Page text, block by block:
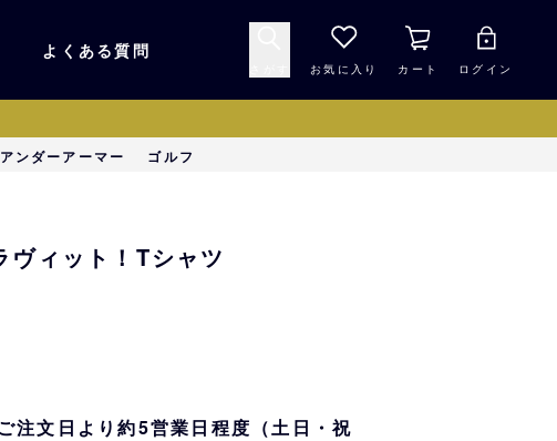
キャップ・ヘルメッ
バッグ
シークレット 1000円未満
よくある質問
お気に入り カート ログイン
アンダーアーマー ゴルフ
ィット！Tシャツ
注文日より約5営業日程度（土日・祝